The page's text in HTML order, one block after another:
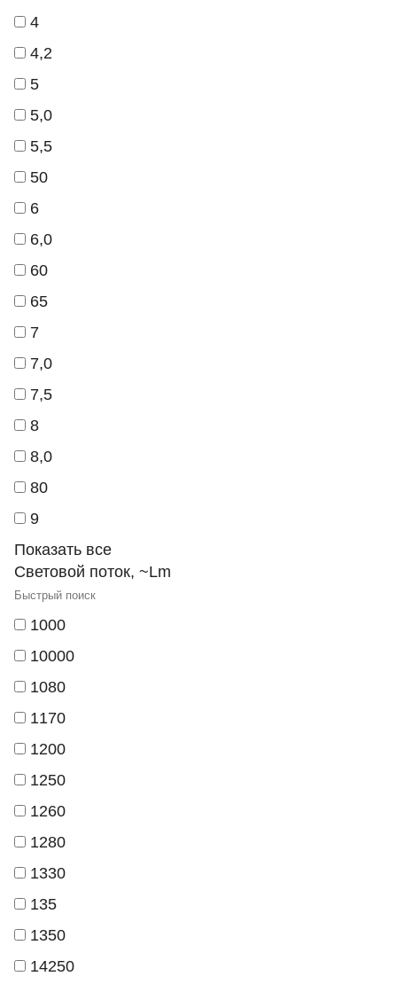
4
4,2
5
5,0
5,5
50
6
6,0
60
65
7
7,0
7,5
8
8,0
80
9
Показать все
Световой поток, ~Lm
1000
10000
1080
1170
1200
1250
1260
1280
1330
135
1350
14250